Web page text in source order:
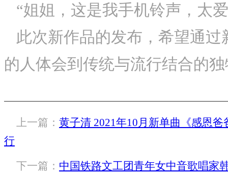
“姐姐，这是我手机铃声，太
此次新作品的发布，希望通过
的人体会到传统与流行结合的
上一篇： 黄子清 2021年10月新单曲《感恩
行
下一篇： 中国铁路文工团青年女中音歌唱家